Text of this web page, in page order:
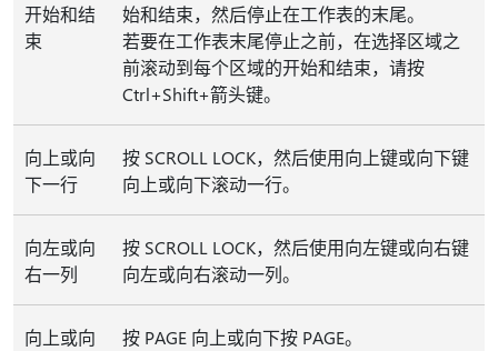
开始和结
束
始和结束，然后停止在工作表的末尾。
若要在工作表末尾停止之前，在选择区域之
前滚动到每个区域的开始和结束，请按
Ctrl+Shift+箭头键。
向上或向
下一行
按 SCROLL LOCK，然后使用向上键或向下键
向上或向下滚动一行。
向左或向
右一列
按 SCROLL LOCK，然后使用向左键或向右键
向左或向右滚动一列。
向上或向
按 PAGE 向上或向下按 PAGE。